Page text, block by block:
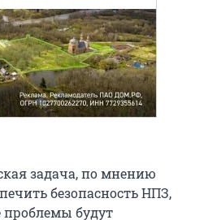
задача, по мнению
безопасность НПЗ,
проблемы будут